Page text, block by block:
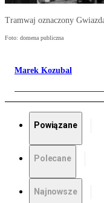
Tramwaj oznaczony
Foto: domena publiczna
Marek Kozubal
Powiązane
Polecane
Najnowsze